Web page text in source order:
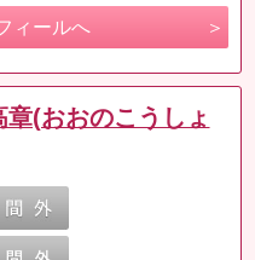
ィールへ
章(おおのこうしょ